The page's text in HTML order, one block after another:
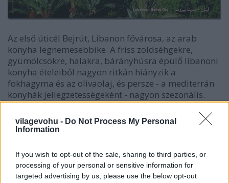
vilagevohu - Do Not Process My Personal
Information
If you wish to opt-out of the sale, sharing to third parties, or
processing of your personal or sensitive information for
targeted advertising by us, please use the below opt-out
Az első úticél Bejrút, Libanon fővárosa, az arab
konyha legnemesebbike. A friss zöldséhgekre,
gyümölcsökre, halakra, bárányhúsra épülő libanoni
konyha ételeiből nagyon ritkán hiányzik a
fokhagyma és az olivaolaj, és persze - a mediterrán
konyhák jellegzetességeként - nagyon szezonális.